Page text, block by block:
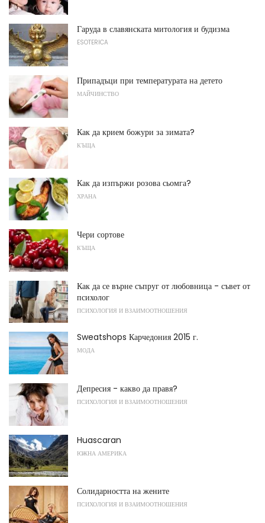
Гаруда в славянската митология и будизма
ESOTERICA
Припадъци при температурата на детето
МАЙЧИНСТВО
Как да крием божури за зимата?
КЪЩА
Как да изпържи розова сьомга?
ХРАНА
Чери сортове
КЪЩА
Как да се върне съпруг от любовница - съвет от
психолог
ПСИХОЛОГИЯ И ВЗАИМООТНОШЕНИЯ
Sweatshops Карчедония 2015 г.
МОДА
Депресия - какво да правя?
ПСИХОЛОГИЯ И ВЗАИМООТНОШЕНИЯ
Huascaran
ЮЖНА АМЕРИКА
Солидарността на жените
ПСИХОЛОГИЯ И ВЗАИМООТНОШЕНИЯ